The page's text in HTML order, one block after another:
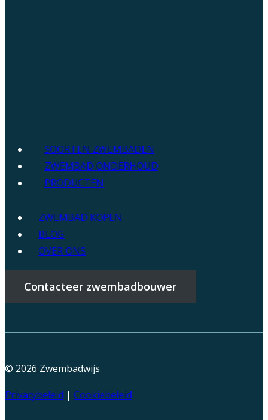
SOORTEN ZWEMBADEN
ZWEMBAD ONDERHOUD
PRODUCTEN
ZWEMBAD KOPEN
BLOG
OVER ONS
Contacteer zwembadbouwer
© 2026 Zwembadwijs
Privacybeleid | Cookiebeleid